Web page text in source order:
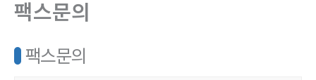
팩스문의
팩스문의